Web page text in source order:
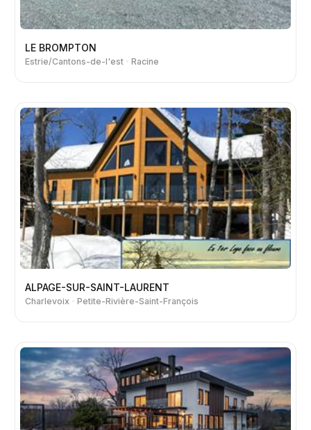
LE BROMPTON
Estrie/Cantons-de-l'est Racine
ALPAGE-SUR-SAINT-LAURENT
Charlevoix Petite-Rivière-Saint-François